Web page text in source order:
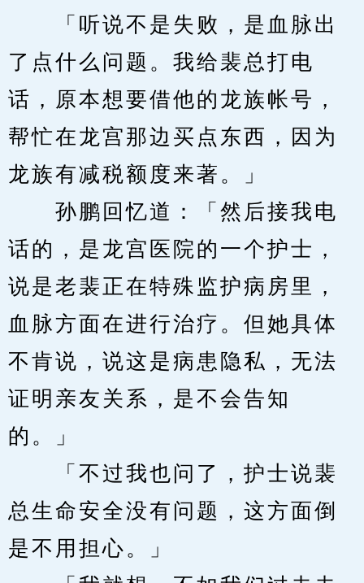
「听说不是失败，是血脉出
了点什么问题。我给裴总打电
话，原本想要借他的龙族帐号，
帮忙在龙宫那边买点东西，因为
龙族有减税额度来著。」
孙鹏回忆道：「然后接我电
话的，是龙宫医院的一个护士，
说是老裴正在特殊监护病房里，
血脉方面在进行治疗。但她具体
不肯说，说这是病患隐私，无法
证明亲友关系，是不会告知
的。」
「不过我也问了，护士说裴
总生命安全没有问题，这方面倒
是不用担心。」